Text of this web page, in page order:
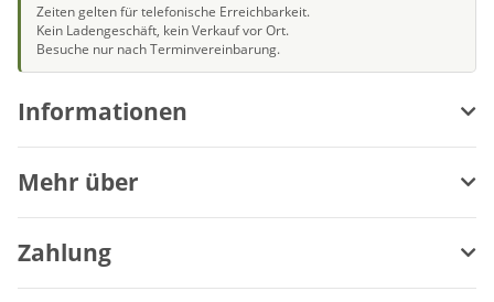
Zeiten gelten für telefonische Erreichbarkeit.
Kein Ladengeschäft, kein Verkauf vor Ort.
Besuche nur nach Terminvereinbarung.
Informationen
Mehr über
Zahlung